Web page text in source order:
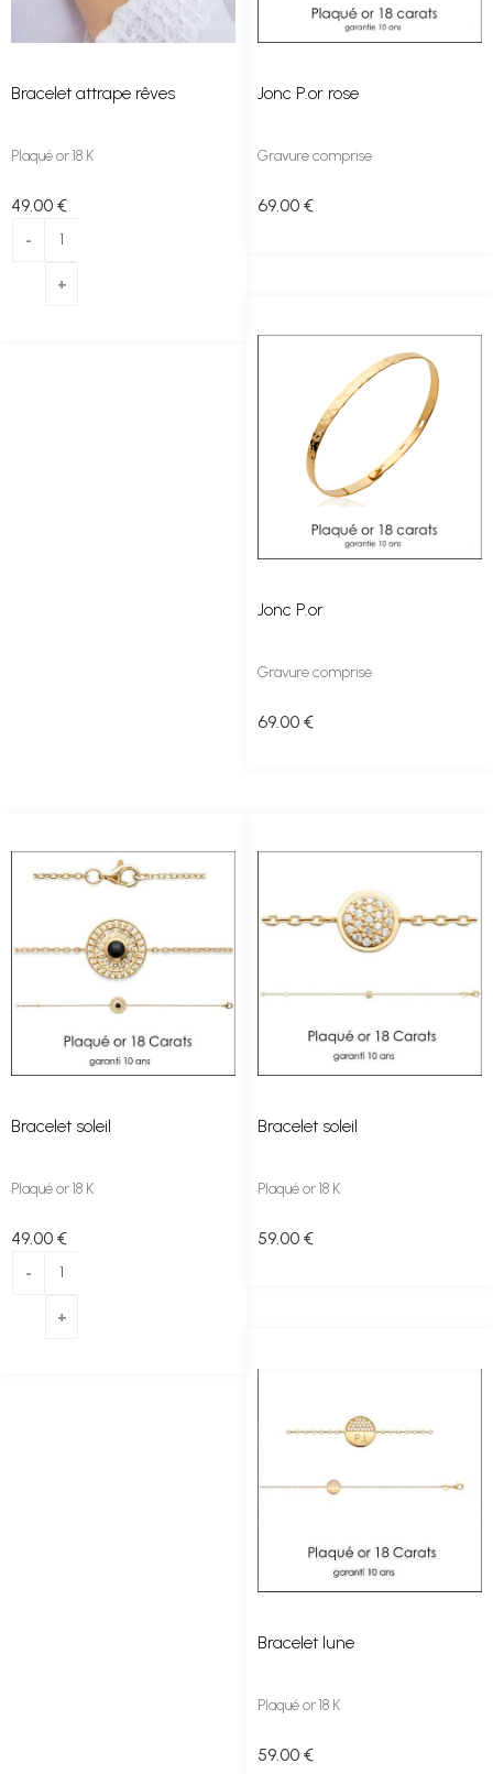
Bracelet attrape rêves
Plaqué or 18 K
49.00 €
Jonc P.or rose
Gravure comprise
69.00 €
Jonc P.or
Gravure comprise
69.00 €
Bracelet soleil
Plaqué or 18 K
49.00 €
Bracelet soleil
Plaqué or 18 K
59.00 €
Bracelet lune
Plaqué or 18 K
59.00 €